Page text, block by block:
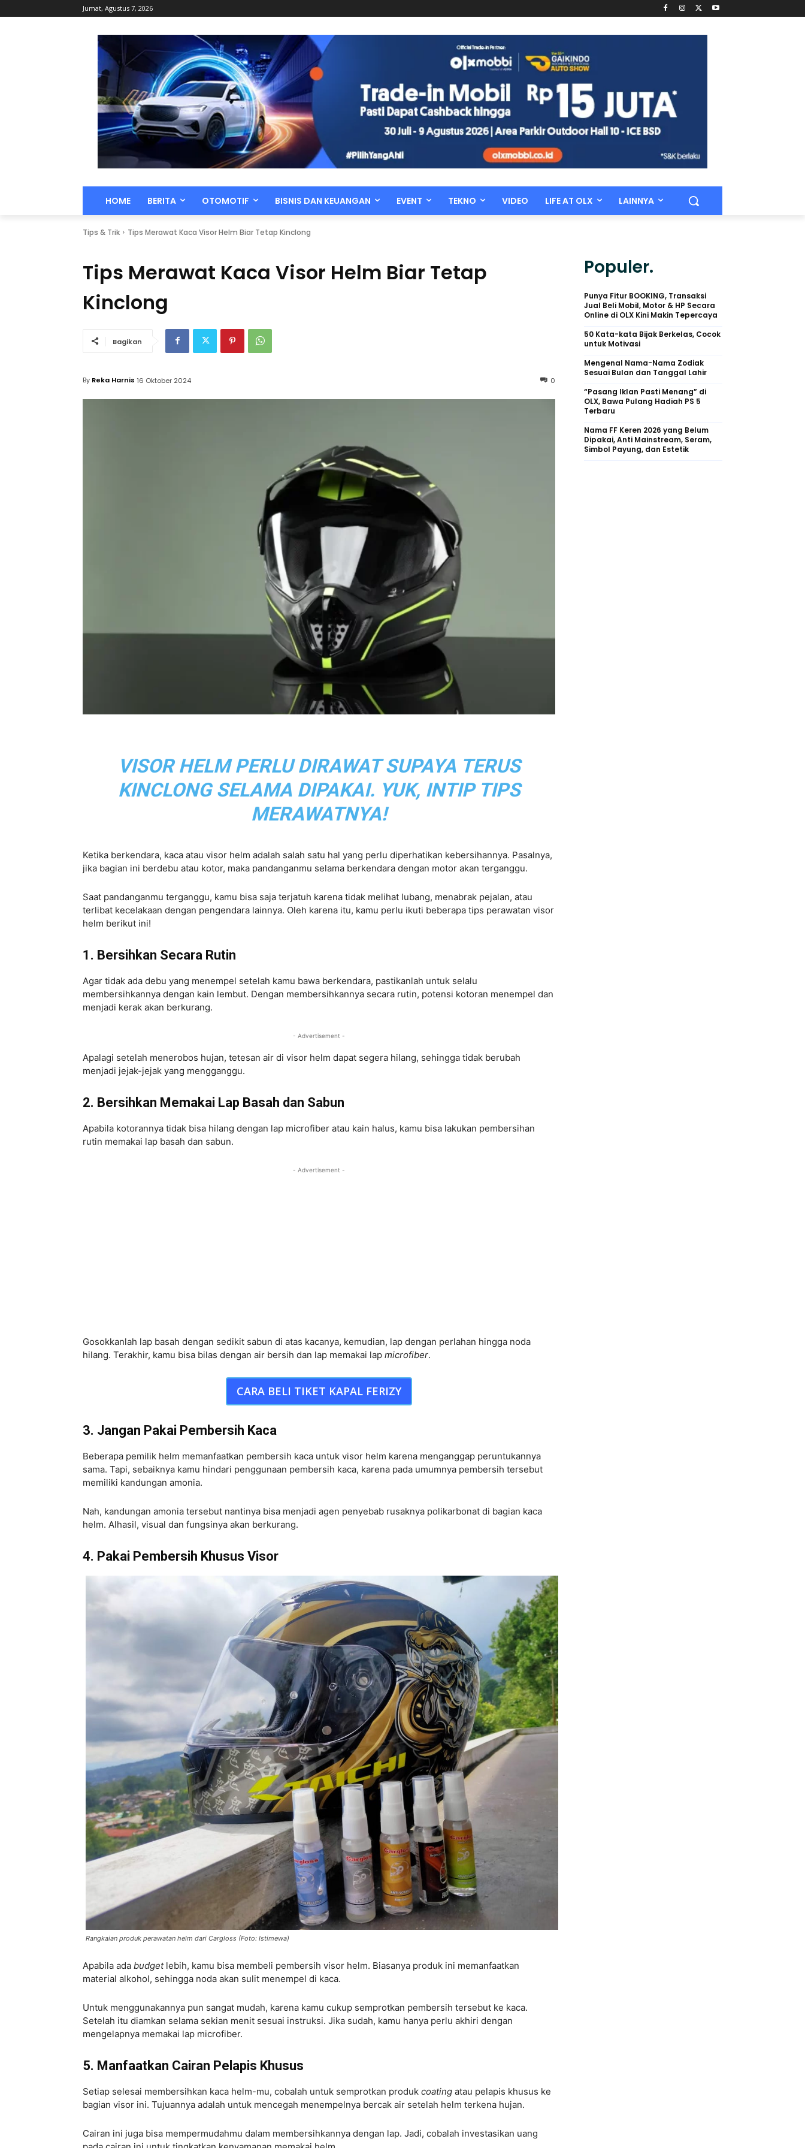
Jumat, Agustus 7, 2026
HOME BERITA OTOMOTIF BISNIS DAN KEUANGAN EVENT TEKNO VIDEO LIFE AT OLX LAINNYA
Tips & Trik Tips Merawat Kaca Visor Helm Biar Tetap Kinclong
Tips Merawat Kaca Visor Helm Biar Tetap
Kinclong
Bagikan
0
By Reka Harnis 16 Oktober 2024
VISOR HELM PERLU DIRAWAT SUPAYA TERUS
KINCLONG SELAMA DIPAKAI. YUK, INTIP TIPS
MERAWATNYA!
Ketika berkendara, kaca atau visor helm adalah salah satu hal yang perlu diperhatikan kebersihannya. Pasalnya,
jika bagian ini berdebu atau kotor, maka pandanganmu selama berkendara dengan motor akan terganggu.
Saat pandanganmu terganggu, kamu bisa saja terjatuh karena tidak melihat lubang, menabrak pejalan, atau
terlibat kecelakaan dengan pengendara lainnya. Oleh karena itu, kamu perlu ikuti beberapa tips perawatan visor
helm berikut ini!
1. Bersihkan Secara Rutin
Agar tidak ada debu yang menempel setelah kamu bawa berkendara, pastikanlah untuk selalu
membersihkannya dengan kain lembut. Dengan membersihkannya secara rutin, potensi kotoran menempel dan
menjadi kerak akan berkurang.
- Advertisement -
Apalagi setelah menerobos hujan, tetesan air di visor helm dapat segera hilang, sehingga tidak berubah
menjadi jejak-jejak yang mengganggu.
2. Bersihkan Memakai Lap Basah dan Sabun
Apabila kotorannya tidak bisa hilang dengan lap microfiber atau kain halus, kamu bisa lakukan pembersihan
rutin memakai lap basah dan sabun.
- Advertisement -
Gosokkanlah lap basah dengan sedikit sabun di atas kacanya, kemudian, lap dengan perlahan hingga noda
hilang. Terakhir, kamu bisa bilas dengan air bersih dan lap memakai lap microfiber.
CARA BELI TIKET KAPAL FERIZY
3. Jangan Pakai Pembersih Kaca
Beberapa pemilik helm memanfaatkan pembersih kaca untuk visor helm karena menganggap peruntukannya
sama. Tapi, sebaiknya kamu hindari penggunaan pembersih kaca, karena pada umumnya pembersih tersebut
memiliki kandungan amonia.
Nah, kandungan amonia tersebut nantinya bisa menjadi agen penyebab rusaknya polikarbonat di bagian kaca
helm. Alhasil, visual dan fungsinya akan berkurang.
4. Pakai Pembersih Khusus Visor
Rangkaian produk perawatan helm dari Cargloss (Foto: Istimewa)
Apabila ada budget lebih, kamu bisa membeli pembersih visor helm. Biasanya produk ini memanfaatkan
material alkohol, sehingga noda akan sulit menempel di kaca.
Untuk menggunakannya pun sangat mudah, karena kamu cukup semprotkan pembersih tersebut ke kaca.
Setelah itu diamkan selama sekian menit sesuai instruksi. Jika sudah, kamu hanya perlu akhiri dengan
mengelapnya memakai lap microfiber.
5. Manfaatkan Cairan Pelapis Khusus
Setiap selesai membersihkan kaca helm-mu, cobalah untuk semprotkan produk coating atau pelapis khusus ke
bagian visor ini. Tujuannya adalah untuk mencegah menempelnya bercak air setelah helm terkena hujan.
Cairan ini juga bisa mempermudahmu dalam membersihkannya dengan lap. Jadi, cobalah investasikan uang
Populer.
Punya Fitur BOOKING, Transaksi
Jual Beli Mobil, Motor & HP Secara
Online di OLX Kini Makin Tepercaya
50 Kata-kata Bijak Berkelas, Cocok
untuk Motivasi
Mengenal Nama-Nama Zodiak
Sesuai Bulan dan Tanggal Lahir
“Pasang Iklan Pasti Menang” di
OLX, Bawa Pulang Hadiah PS 5
Terbaru
Nama FF Keren 2026 yang Belum
Dipakai, Anti Mainstream, Seram,
Simbol Payung, dan Estetik